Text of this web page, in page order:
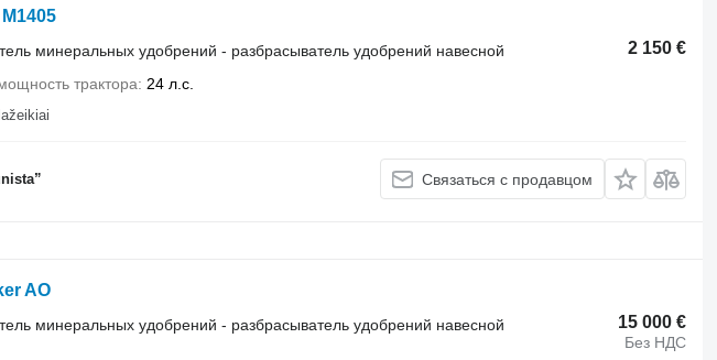
2 150 €
минеральных удобрений - разбрасыватель удобрений навесной
трактора
24 л.с.
Связаться с продавцом
AO
15 000 €
Без НДС
минеральных удобрений - разбрасыватель удобрений навесной